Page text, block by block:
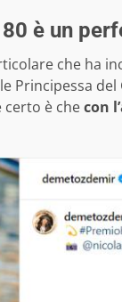
è un
che ha
del
certo è checon